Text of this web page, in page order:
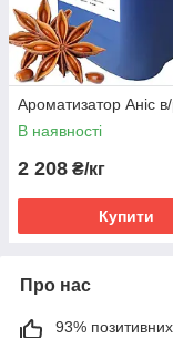
Ароматизатор Аніс
В наявності
2 208 ₴/кг
Купити
Про нас
93% позитивних